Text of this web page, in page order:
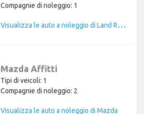
Compagnie di noleggio: 1
V
isualizza le auto a noleggio di Land Rover
Mazda Affitti
Tipi di veicoli: 1
Compagnie di noleggio: 2
Visualizza le auto a noleggio di Mazda